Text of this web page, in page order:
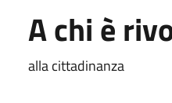
A chi è
alla cittadinanza